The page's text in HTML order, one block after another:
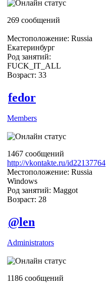
269 сообщений
Местоположение: Russia
Екатеринбург
Род занятий:
FUCK_IT_ALL
Возраст: 33
fedor
Members
1467 сообщений
http://vkontakte.ru/id22137764
Местоположение: Russia
Windows
Род занятий: Maggot
Возраст: 28
@len
Administrators
1186 сообщений